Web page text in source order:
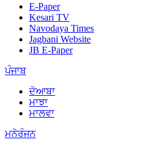
E-Paper
Kesari TV
Navodaya Times
Jagbani Website
JB E-Paper
ਪੰਜਾਬ
ਦੋਆਬਾ
ਮਾਝਾ
ਮਾਲਵਾ
ਮਨੋਰੰਜਨ